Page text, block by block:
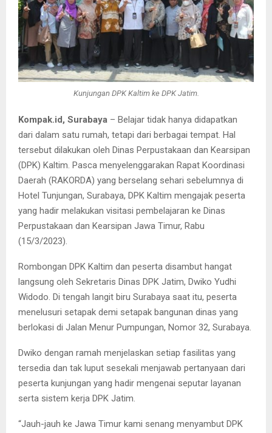
Kunjungan DPK Kaltim ke DPK Jatim.
Kompak.id, Surabaya – Belajar tidak hanya didapatkan
dari dalam satu rumah, tetapi dari berbagai tempat. Hal
tersebut dilakukan oleh Dinas Perpustakaan dan Kearsipan
(DPK) Kaltim. Pasca menyelenggarakan Rapat Koordinasi
Daerah (RAKORDA) yang berselang sehari sebelumnya di
Hotel Tunjungan, Surabaya, DPK Kaltim mengajak peserta
yang hadir melakukan visitasi pembelajaran ke Dinas
Perpustakaan dan Kearsipan Jawa Timur, Rabu
(15/3/2023).
Rombongan DPK Kaltim dan peserta disambut hangat
langsung oleh Sekretaris Dinas DPK Jatim, Dwiko Yudhi
Widodo. Di tengah langit biru Surabaya saat itu, peserta
menelusuri setapak demi setapak bangunan dinas yang
berlokasi di Jalan Menur Pumpungan, Nomor 32, Surabaya.
Dwiko dengan ramah menjelaskan setiap fasilitas yang
tersedia dan tak luput sesekali menjawab pertanyaan dari
peserta kunjungan yang hadir mengenai seputar layanan
serta sistem kerja DPK Jatim.
“Jauh-jauh ke Jawa Timur kami senang menyambut DPK